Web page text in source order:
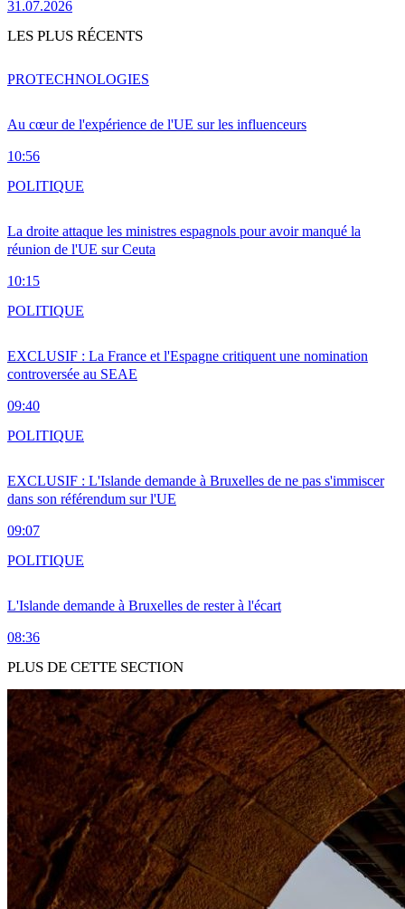
31.07.2026
LES PLUS RÉCENTS
Au cœur de l'expérience de l'UE sur les influenceurs
10:56
PROTECHNOLOGIES
La droite attaque les ministres espagnols pour avoir manqué la
réunion de l'UE sur Ceuta
10:15
POLITIQUE
EXCLUSIF : La France et l'Espagne critiquent une nomination
controversée au SEAE
09:40
POLITIQUE
EXCLUSIF : L'Islande demande à Bruxelles de ne pas s'immiscer
dans son référendum sur l'UE
09:07
POLITIQUE
L'Islande demande à Bruxelles de rester à l'écart
08:36
POLITIQUE
PLUS DE CETTE SECTION